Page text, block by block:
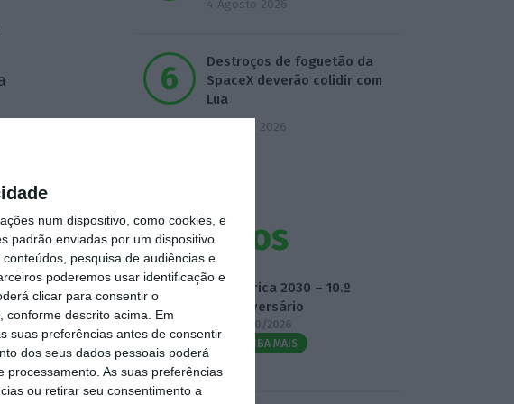
num dispositivo, como cookies, e
padrão enviadas por um dispositivo
pesquisa de audiências e
poderemos usar identificação e
clicar para consentir o
conforme descrito acima. Em
suas preferências antes de consentir
dos seus dados pessoais poderá
processamento. As suas preferências
ou retirar seu consentimento a
para
4 Agosto 2026
Destroços de foguetão da
SpaceX deverão colidir com
Lua
5 Agosto 2026
Eventos
Fábrica 2030 – 10.º
Aniversário
14/10/2026
SAIBA MAIS